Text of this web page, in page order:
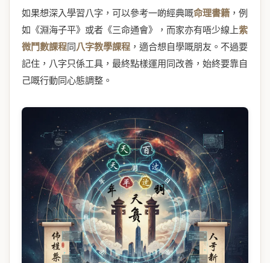
如果想深入學習八字，可以參考一啲經典嘅命理書籍，例
如《淵海子平》或者《三命通會》，而家亦有唔少線上紫
微鬥數課程同八字教學課程 ，適合想自學嘅朋友。不過要
記住，八字只係工具，最終點樣運用同改善，始終要靠自
己嘅行動同心態調整。